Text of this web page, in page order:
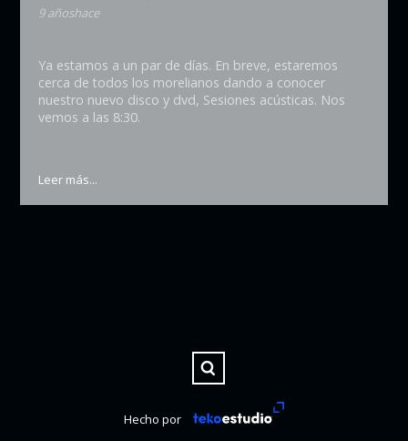
9 añoshace
Ya estamos a un par de días. En breve, estaremos
cerca de todos los morelianos dando a conocer
nuestro nuevo disco y dvd, Sesiones acústicas. Nos
vemos a las 8:30.
Leer más...
Hecho por